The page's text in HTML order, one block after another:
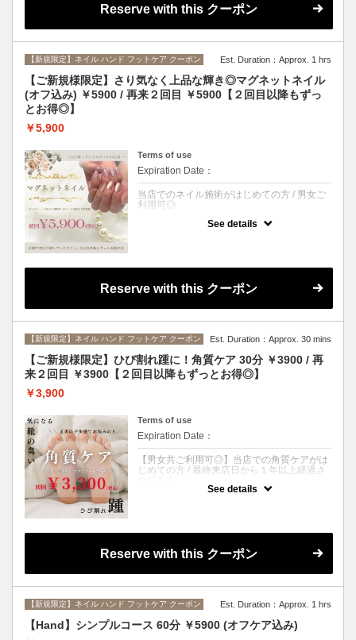
「毛が濃いのがコンプレックス」「夏は特に
蒸れて不快に感じる」「部屋や浴室に毛が落
ちてるのを指摘されたことがある」など、
当店の脱毛機は肌へのダメージを最小限に抑
えながら、太毛～うぶ毛、白髪にも効果抜群
のSHR方式を採用◎
太くてしぶといVIOの毛には爆抜けモードで
さらに！初回ご来店から90日以内に次回予約
をしていただくと、2回目も同じ¥8900での
施術が可能になります◎
※当日スタッフによるシェービングが必要な
選択してください。
Reserve with this クーポン
【新規限定】ネイル ハンド フットケア クーポン Est. Duration：Approx. 1 hrs
【ご新規様限定】さり気なく上品な輝き◎マグネットネイル
(オフ込み) ￥5900 / 再来２回目 ￥5900【２回目以降もずっ
とお得◎】
￥5,900
Terms of use
Expiration Date：
当店でのネイル施術がはじめての方 / 男女ご
利用可◎
肌なじみ抜群！豊富なカラーバリエーション
上品に輝く、大人ネイルの定番デザイン♪
幅広い層に人気の“マグネットネイル”をどこ
・ワンカラー ・2色まで選択OK ・初回オフ
込み
店頭で次回予約していただくと2回目も
¥5900(税込)に♪
See details
Reserve with this クーポン
【新規限定】ネイル ハンド フットケア クーポン Est. Duration：Approx. 30 mins
【ご新規様限定】ひび割れ踵に！角質ケア 30分 ￥3900 / 再
来２回目 ￥3900【２回目以降もずっとお得◎】
￥3,900
Terms of use
Expiration Date：
【男女共ご利用可◎】当店での角質ケアがは
じめての方 / 最終来店日から１年以上経過さ
気になる方におすすめ◎
質を取り除き、足元を清潔に保ちます♪
“靴や靴下が臭う” “足が疲れやすい” “ストッキ
ングが踵から破れる”
同時に足元のネイルケア(ファイリング＋甘皮
処理＋磨く艶出し)をご希望の方は、≫【オプ
ション】Foot◎ネイルケア 30分 ￥3300 ≪
See details
Reserve with this クーポン
【新規限定】ネイル ハンド フットケア クーポン Est. Duration：Approx. 1 hrs
【Hand】シンプルコース 60分 ￥5900 (オフケア込み)